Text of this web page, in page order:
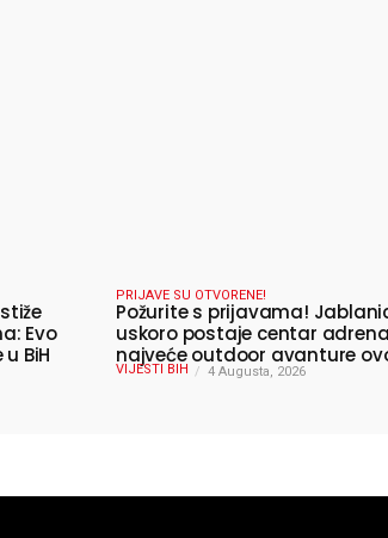
Evo
BiH
PRIJAVE SU OTVORENE!
Požurite s prijavama!
uskoro postaje centar
najveće outdoor avanture
ljeta
VIJESTI BIH 4 Augusta, 2026